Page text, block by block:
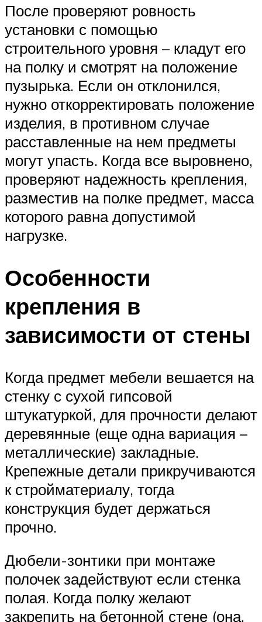
После проверяют ровность
установки с помощью
строительного уровня – кладут его
на полку и смотрят на положение
пузырька. Если он отклонился,
нужно откорректировать положение
изделия, в противном случае
расставленные на нем предметы
могут упасть. Когда все выровнено,
проверяют надежность крепления,
разместив на полке предмет, масса
которого равна допустимой
нагрузке.
Особенности
крепления в
зависимости от стены
Когда предмет мебели вешается на
стенку с сухой гипсовой
штукатуркой, для прочности делают
деревянные (еще одна вариация –
металлические) закладные.
Крепежные детали прикручиваются
к стройматериалу, тогда
конструкция будет держаться
прочно.
Дюбели-зонтики при монтаже
полочек задействуют если стенка
полая. Когда полку желают
закрепить на бетонной стене (она,